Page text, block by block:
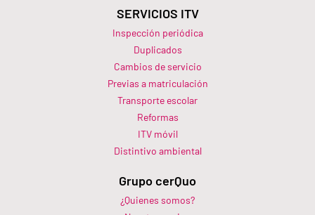
SERVICIOS ITV
Inspección periódica
Duplicados
Cambios de servicio
Previas a matriculación
Transporte escolar
Reformas
ITV móvil
Distintivo ambiental
Grupo cerQuo
¿Quienes somos?